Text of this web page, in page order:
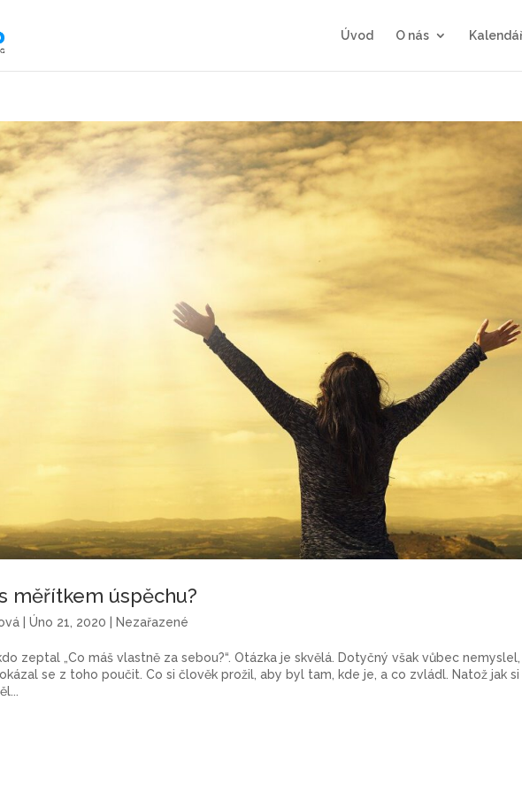
Úvod O nás
měřítkem úspěchu?
|Úno 21, 2020 Nezařazené
zeptal „Co máš vlastně za sebou?“. Otázka je skvělá. Dotyčný však vůbec
se z toho poučit. Co si člověk prožil, aby byl tam, kde je, a co zvládl. Natož jak